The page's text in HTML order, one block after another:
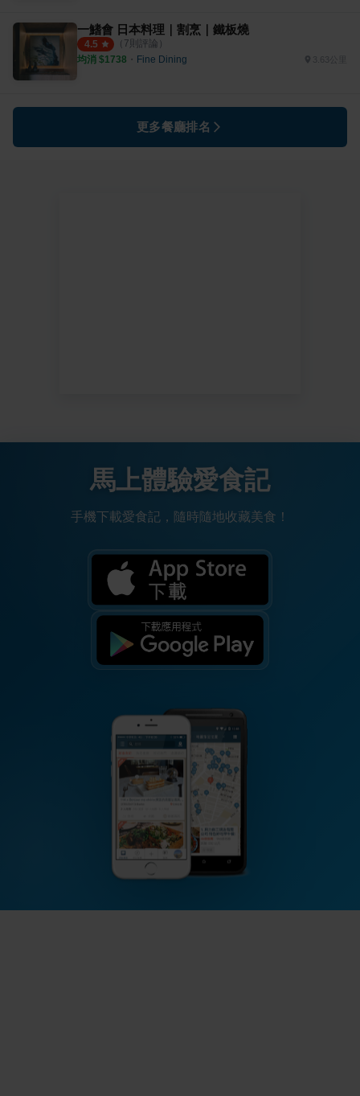
一鰭會 日本料理｜割烹｜鐵板燒
4.5 （ 7則評論）
均消 $1738 ・ Fine Dining 3.63公里
更多餐廳排名
馬上體驗愛食記
手機下載愛食記，隨時隨地收藏美食！